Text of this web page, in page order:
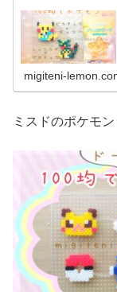
migiteni-
ミスドのポケモ